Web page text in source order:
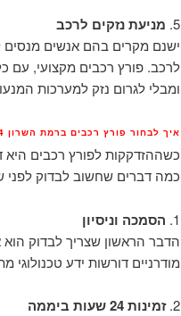
5. מניעת נזקים לרכב
ישנם מקרים בהם אנשים מנסים
לרכב. פורץ רכבים מקצועי, עם
ומבלי לגרום נזק למערכות
איך לבחור פורץ רכבים ברמת השרון 24 שעות?
כשההזדקקות לפורץ רכבים היא
כמה דברים שחשוב לבדוק לפני
1. הסמכה וניסיון
הדבר הראשון שצריך לבדוק
מודרניים דורשות ידע
2. זמינות 24 שעות ביממה